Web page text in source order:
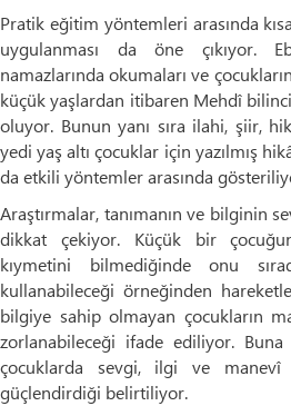
Pratik eğitim yöntemleri arasında
uygulanması da öne çıkıyor.
namazlarında okumaları ve
küçük yaşlardan itibaren Mehdî
oluyor. Bunun yanı sıra ilahi, şiir,
yedi yaş altı çocuklar için yazılmış
da etkili yöntemler arasında
Araştırmalar, tanımanın ve bilginin
dikkat çekiyor. Küçük bir
kıymetini bilmediğinde onu
kullanabileceği örneğinden
bilgiye sahip olmayan çocukların
zorlanabileceği ifade ediliyor. Buna
çocuklarda sevgi, ilgi ve manevî
güçlendirdiği belirtiliyor.